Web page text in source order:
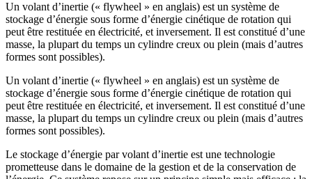
Un volant d’inertie (« flywheel » en anglais) est un système de
stockage d’énergie sous forme d’énergie cinétique de rotation qui
peut être restituée en électricité, et inversement. Il est constitué d’une
masse, la plupart du temps un cylindre creux ou plein (mais d’autres
formes sont possibles).
Un volant d’inertie (« flywheel » en anglais) est un système de
stockage d’énergie sous forme d’énergie cinétique de rotation qui
peut être restituée en électricité, et inversement. Il est constitué d’une
masse, la plupart du temps un cylindre creux ou plein (mais d’autres
formes sont possibles).
Le stockage d’énergie par volant d’inertie est une technologie
prometteuse dans le domaine de la gestion et de la conservation de